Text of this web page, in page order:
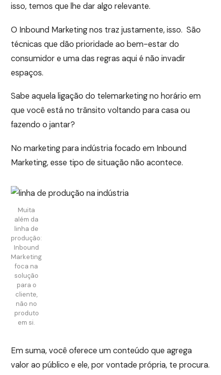
isso, temos que lhe dar algo relevante.
O Inbound Marketing nos traz justamente, isso. São
técnicas que dão prioridade ao bem-estar do
consumidor e uma das regras aqui é não invadir
espaços.
Sabe aquela ligação do telemarketing no horário em
que você está no trânsito voltando para casa ou
fazendo o jantar?
No marketing para indústria focado em Inbound
Marketing, esse tipo de situação não acontece.
Muita
além da
linha de
produção:
Inbound
Marketing
foca na
solução
para o
cliente,
não no
produto
em si.
Em suma, você oferece um conteúdo que agrega
valor ao público e ele, por vontade própria, te procura.